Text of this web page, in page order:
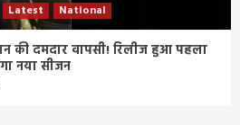
Latest National
की दमदार वापसी! रिलीज हुआ पहला
नया सीजन